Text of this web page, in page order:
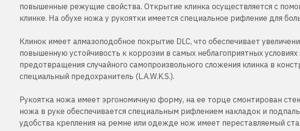
повышенные режущие свойства. Открытие клинка осуществляется с
клинке. На обухе ножа у рукоятки имеется специальное рифление для
Клинок имеет алмазоподобное покрытие DLC, что обеспечивает
повышенную устойчивость к коррозии в самых неблагоприятных условиях
предотвращения случайного самопроизвольного сложения клинка в
специальный предохранитель (L.A.W.K.S.).
Рукоятка ножа имеет эргономичную форму, на ее торце смонтирован
ножа в руке обеспечивается специальным рифлением накладок и
удобства крепления на ремне или одежде нож имеет переставляемый